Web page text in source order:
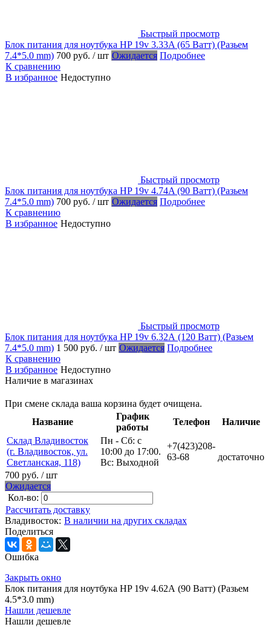
Быстрый просмотр
Блок питания для ноутбука HP 19v 3.33A (65 Ватт) (Разьем
7.4*5.0 mm) 700 руб. / шт Ожидается Подробнее
К сравнению
В избранное Недоступно
Быстрый просмотр
Блок питания для ноутбука HP 19v 4.74A (90 Ватт) (Разьем
7.4*5.0 mm) 700 руб. / шт Ожидается Подробнее
К сравнению
В избранное Недоступно
Быстрый просмотр
Блок питания для ноутбука HP 19v 6.32А (120 Ватт) (Разьем
7.4*5.0 mm) 1 500 руб. / шт Ожидается Подробнее
К сравнению
В избранное Недоступно
Наличие в магазинах
При смене склада ваша корзина будет очищена.
Название
График
работы
Телефон
Наличие
Склад Владивосток
(г. Владивосток, ул.
Светланская, 118)
Пн - Сб: с
10:00 до 17:00.
Вс: Выходной
+7(423)208-
63-68
достаточно
700 руб. / шт
Ожидается
Кол-во:
Рассчитать доставку
Владивосток: В наличии на других складах
Поделиться
Ошибка
Закрыть окно
Блок питания для ноутбука HP 19v 4.62А (90 Ватт) (Разьем
4.5*3.0 mm)
Нашли дешевле
Нашли дешевле